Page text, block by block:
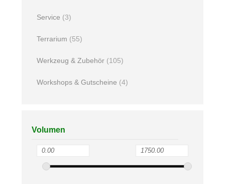
Service (3)
Terrarium (55)
Werkzeug & Zubehör (105)
Workshops & Gutscheine (4)
Volumen